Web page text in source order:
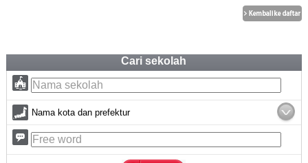
Cari sekolah
Nama kota dan prefektur